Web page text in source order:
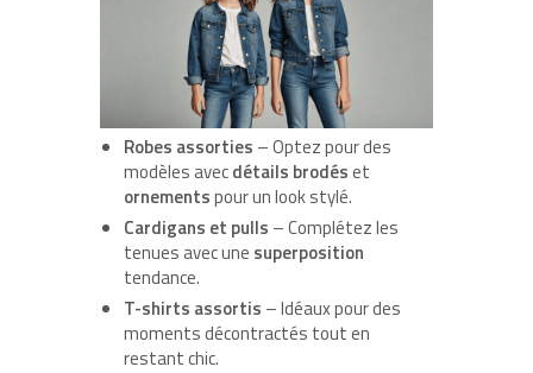
Robes assorties – Optez pour des
modèles avecdétails brodéset
ornementspour un look stylé.
Cardigans et pulls – Complétez les
tenues avec une superposition
tendance.
T-shirts assortis – Idéaux pour des
moments décontractés tout en
restant chic.